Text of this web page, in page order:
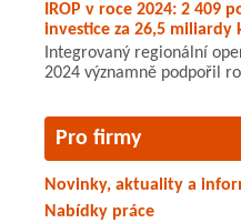
IROP v roce 2024: 2 409
investice za 26,5 miliardy
Integrovaný regionální
2024 významně podpořil
Pro firmy
Novinky, aktuality a
Nabídky práce